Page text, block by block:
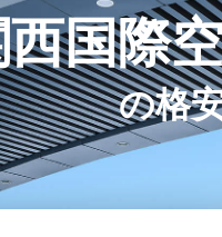
国際
の格